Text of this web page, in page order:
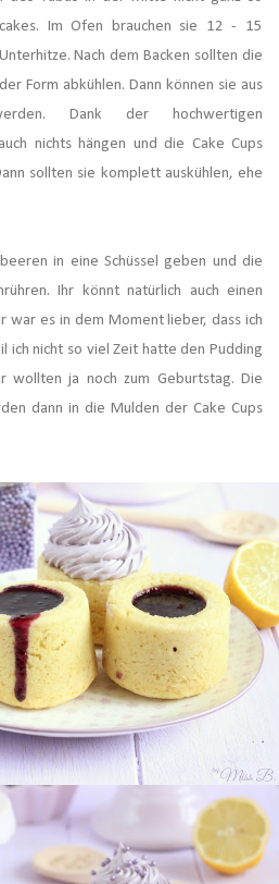
Im Ofen brauchen sie 12 - 15
Nach dem Backen sollten die
Form abkühlen. Dann können sie aus
Dank der hochwertigen
nichts hängen und die Cake Cups
sollten sie komplett auskühlen, ehe
in eine Schüssel geben und die
Ihr könnt natürlich auch einen
war es in dem Moment lieber, dass ich
ich nicht so viel Zeit hatte den Pudding
wollten ja noch zum Geburtstag. Die
dann in die Mulden der Cake Cups